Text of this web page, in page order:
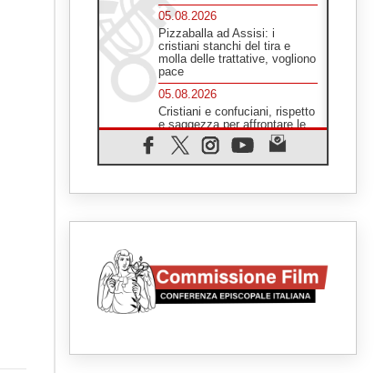
05.08.2026
Pizzaballa ad Assisi: i
cristiani stanchi del tira e
molla delle trattative, vogliono
pace
05.08.2026
Cristiani e confuciani, rispetto
e saggezza per affrontare le
"sfide urgenti" di oggi
Makrickas: la grazia di Dio
05.08.2026
vogliamo cose grandi"
05.08.2026
Parolin ai preti del Guatemala:
05.08.2026